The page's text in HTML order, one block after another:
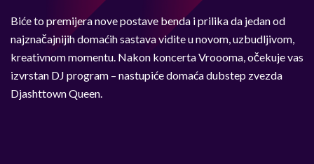
Biće to premijera nove postave benda i prilika da jedan od
najznačajnijih domaćih sastava vidite u novom, uzbudljivom,
kreativnom momentu. Nakon koncerta Vroooma, očekuje vas
izvrstan DJ program – nastupiće domaća dubstep zvezda
Djashttown Queen.